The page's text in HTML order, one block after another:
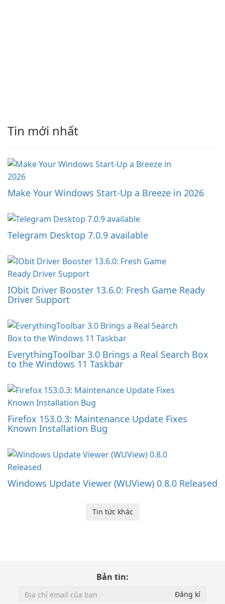
Tin mới nhất
Make Your Windows Start-Up a Breeze in 2026
Telegram Desktop 7.0.9 available
IObit Driver Booster 13.6.0: Fresh Game Ready
Driver Support
EverythingToolbar 3.0 Brings a Real Search Box
to the Windows 11 Taskbar
Firefox 153.0.3: Maintenance Update Fixes
Known Installation Bug
Windows Update Viewer (WUView) 0.8.0 Released
Tin tức khác
Bản tin: